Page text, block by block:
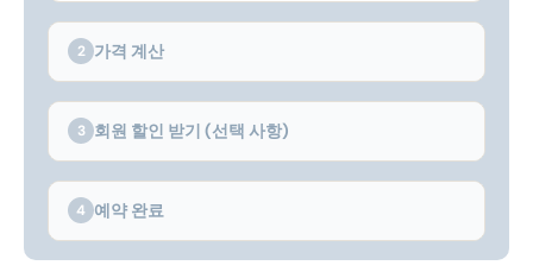
2 가격 계산
3 회원 할인 받기 (선택 사항)
4 예약 완료